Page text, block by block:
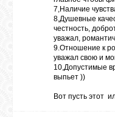
7,Наличие
8,Душевные
честность,
уважал,
9.Отношение к
уважал свою и
10,Допустимые
выпьет ))
Вот пусть этот